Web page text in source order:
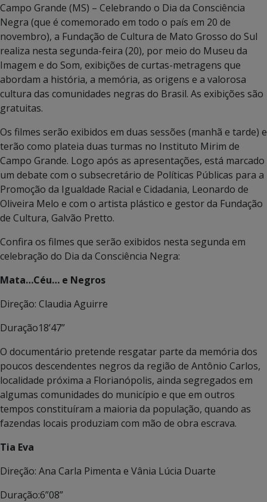
Campo Grande (MS) – Celebrando o Dia da Consciência
Negra (que é comemorado em todo o país em 20 de
novembro), a Fundação de Cultura de Mato Grosso do Sul
realiza nesta segunda-feira (20), por meio do Museu da
Imagem e do Som, exibições de curtas-metragens que
abordam a história, a memória, as origens e a valorosa
cultura das comunidades negras do Brasil. As exibições são
gratuitas.
Os filmes serão exibidos em duas sessões (manhã e tarde) e
terão como plateia duas turmas no Instituto Mirim de
Campo Grande. Logo após as apresentações, está marcado
um debate com o subsecretário de Políticas Públicas para a
Promoção da Igualdade Racial e Cidadania, Leonardo de
Oliveira Melo e com o artista plástico e gestor da Fundação
de Cultura, Galvão Pretto.
Confira os filmes que serão exibidos nesta segunda em
celebração do Dia da Consciência Negra:
Mata…Céu… e Negros
Direção: Claudia Aguirre
Duração18’47”
O documentário pretende resgatar parte da memória dos
poucos descendentes negros da região de Antônio Carlos,
localidade próxima a Florianópolis, ainda segregados em
algumas comunidades do município e que em outros
tempos constituíram a maioria da população, quando as
fazendas locais produziam com mão de obra escrava.
Tia Eva
Direção: Ana Carla Pimenta e Vânia Lúcia Duarte
Duração:6”08”